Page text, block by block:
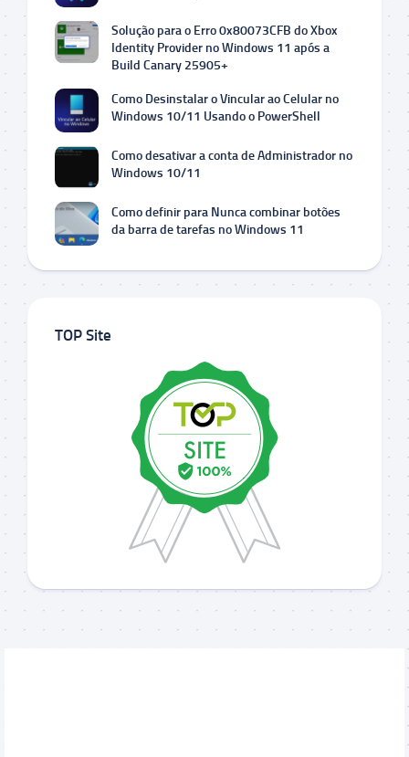
Solução para o Erro 0x80073CFB do Xbox
Identity Provider no Windows 11 após a
Build Canary 25905+
Como Desinstalar o Vincular ao Celular no
Windows 10/11 Usando o PowerShell
Como desativar a conta de Administrador no
Windows 10/11
Como definir para Nunca combinar botões
da barra de tarefas no Windows 11
TOP Site